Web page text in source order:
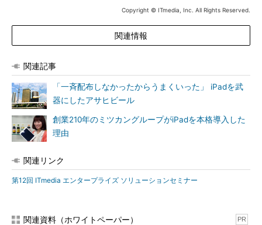
Copyright © ITmedia, Inc. All Rights Reserved.
関連情報
関連記事
「一斉配布しなかったからうまくいった」 iPadを武
器にしたアサヒビール
創業210年のミツカングループがiPadを本格導入した
理由
関連リンク
第12回 ITmedia エンタープライズ ソリューションセミナー
関連資料（ホワイトペーパー） PR